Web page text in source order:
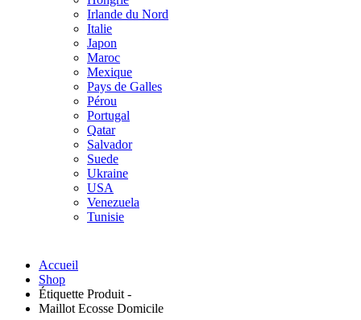
Irlande du Nord
Italie
Japon
Maroc
Mexique
Pays de Galles
Pérou
Portugal
Qatar
Salvador
Suede
Ukraine
USA
Venezuela
Tunisie
Accueil
Shop
Étiquette Produit -
Maillot Ecosse Domicile